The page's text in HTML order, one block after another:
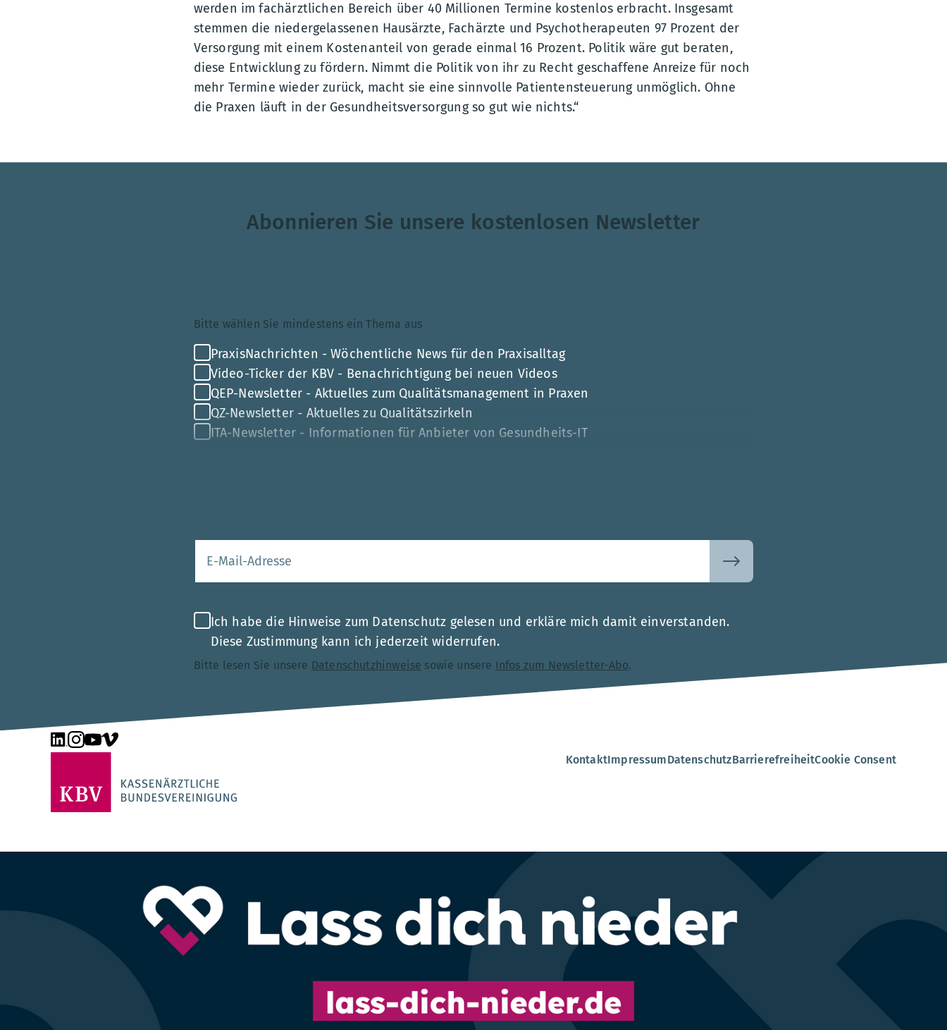
werden im fachärztlichen Bereich über 40 Millionen Termine kostenlos erbracht. Insgesamt
stemmen die niedergelassenen Hausärzte, Fachärzte und Psychotherapeuten 97 Prozent der
Versorgung mit einem Kostenanteil von gerade einmal 16 Prozent. Politik wäre gut beraten,
diese Entwicklung zu fördern. Nimmt die Politik von ihr zu Recht geschaffene Anreize für noch
mehr Termine wieder zurück, macht sie eine sinnvolle Patientensteuerung unmöglich. Ohne
die Praxen läuft in der Gesundheitsversorgung so gut wie nichts.“
Abonnieren Sie unsere kostenlosen Newsletter
Bitte wählen Sie mindestens ein Thema aus
PraxisNachrichten - Wöchentliche News für den Praxisalltag
Video-Ticker der KBV - Benachrichtigung bei neuen Videos
QEP-Newsletter - Aktuelles zum Qualitätsmanagement in Praxen
QZ-Newsletter - Aktuelles zu Qualitätszirkeln
ITA-Newsletter - Informationen für Anbieter von Gesundheits-IT
Ich habe die Hinweise zum Datenschutz gelesen und erkläre mich damit einverstanden.
Diese Zustimmung kann ich jederzeit widerrufen.
Bitte lesen Sie unsere Datenschutzhinweise sowie unsere Infos zum Newsletter-Abo.
Ihre E-Mail-Adresse
Unsere Seite auf LinkedIn
Unsere Seite auf Instagram
Unsere Seite auf YouTube
Unsere Seite auf Vimeo
KontaktImpressumDatenschutzBarrierefreiheitCookie Consent